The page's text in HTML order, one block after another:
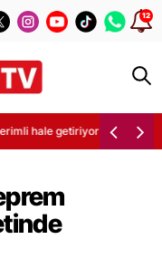
12
hale getiriyor